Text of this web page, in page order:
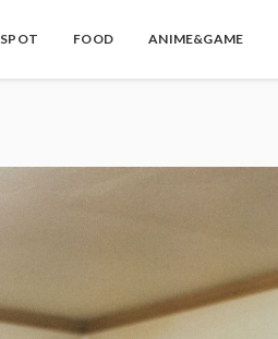
SPOT FOOD ANIME&GAME